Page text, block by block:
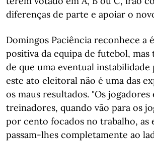
diferenças de parte e apoiar o
Domingos Paciência reconhece a
positiva da equipa de futebol, mas
de que uma eventual
este ato eleitoral não é uma das
os maus resultados. "Os jogadores
treinadores, quando vão para os
por cento focados no trabalho, as
passam-lhes completamente ao